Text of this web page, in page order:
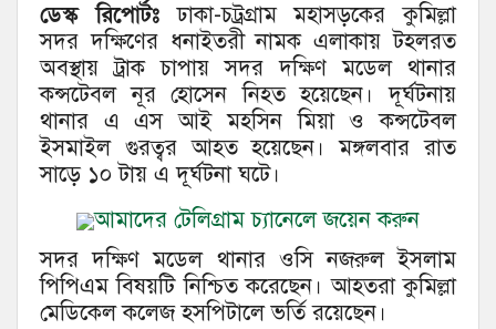
ডেস্ক রিপোর্টঃঢাকা-চট্রগ্রাম মহাসড়কের কুমিল্লা
সদর দক্ষিণের ধনাইতরী নামক এলাকায় টহলরত
অবস্থায় ট্রাক চাপায় সদর দক্ষিণ মডেল থানার
কন্সটেবল নূর হোসেন নিহত হয়েছেন। দূর্ঘটনায়
থানার এ এস আই মহসিন মিয়া ও কন্সটেবল
ইসমাইল গুরত্বর আহত হয়েছেন। মঙ্গলবার রাত
সাড়ে ১০ টায় এ দূর্ঘটনা ঘটে।
আমাদের টেলিগ্রাম চ্যানেলে জয়েন করুন
সদর দক্ষিণ মডেল থানার ওসি নজরুল ইসলাম
পিপিএম বিষয়টি নিশ্চিত করেছেন। আহতরা কুমিল্লা
মেডিকেল কলেজ হসপিটালে ভর্তি রয়েছেন।